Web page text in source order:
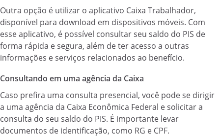
Outra opção é utilizar o aplicativo Caixa Trabalhador,
disponível para download em dispositivos móveis. Com
esse aplicativo, é possível consultar seu saldo do PIS de
forma rápida e segura, além de ter acesso a outras
informações e serviços relacionados ao benefício.
Consultando em uma agência da Caixa
Caso prefira uma consulta presencial, você pode se dirigir
a uma agência da Caixa Econômica Federal e solicitar a
consulta do seu saldo do PIS. É importante levar
documentos de identificação, como RG e CPF.